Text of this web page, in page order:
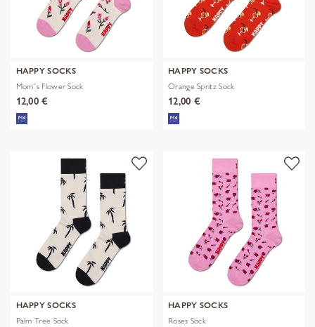
HAPPY SOCKS
Mom´s Flower Sock
12,00 €
HAPPY SOCKS
Orange Spritz Sock
12,00 €
HAPPY SOCKS
Palm Tree Sock
HAPPY SOCKS
Roses Sock